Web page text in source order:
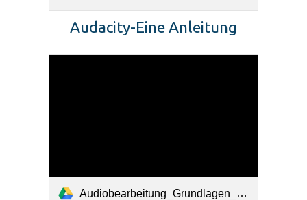
Audacity-Eine Anleitung
Audiobearbeitung_Grundlagen_und_Audacity.pdf